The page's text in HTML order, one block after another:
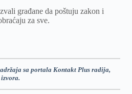
građane da poštuju zakon i
za sve.
sa portala Kontakt Plus radija,